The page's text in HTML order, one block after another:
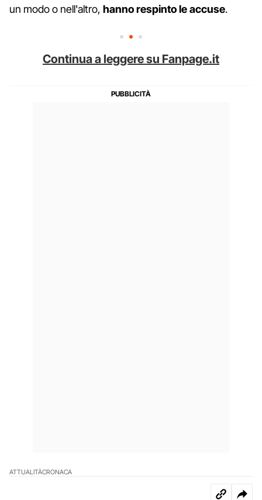
un modo o nell'altro, hanno respinto le accuse.
Continua a leggere su Fanpage.it
ATTUALITÀCRONACA